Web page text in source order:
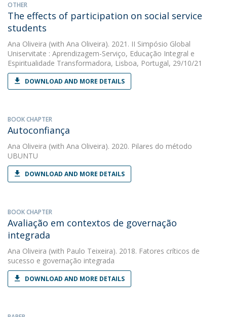
OTHER
The effects of participation on social service
students
Ana Oliveira (with Ana Oliveira). 2021. II Simpósio Global
Uniservitate : Aprendizagem-Serviço, Educação Integral e
Espiritualidade Transformadora, Lisboa, Portugal, 29/10/21
DOWNLOAD AND MORE DETAILS
BOOK CHAPTER
Autoconfiança
Ana Oliveira (with Ana Oliveira). 2020. Pilares do método
UBUNTU
DOWNLOAD AND MORE DETAILS
BOOK CHAPTER
Avaliação em contextos de governação
integrada
Ana Oliveira (with Paulo Teixeira). 2018. Fatores críticos de
sucesso e governação integrada
DOWNLOAD AND MORE DETAILS